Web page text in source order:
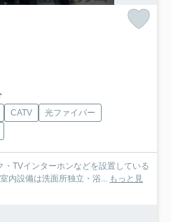
CATV
光ファイバー
TVインターホンなどを設置している
内設備は洗面所独立・浴...
もっと見